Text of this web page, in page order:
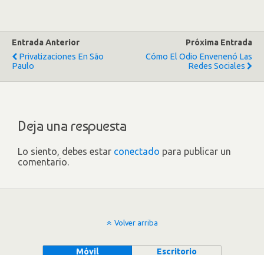
Entrada Anterior
Privatizaciones En São
Paulo
Próxima Entrada
Cómo El Odio Envenenó Las
Redes Sociales
Deja una respuesta
Lo siento, debes estar conectado para publicar un
comentario.
Volver arriba
Móvil Escritorio